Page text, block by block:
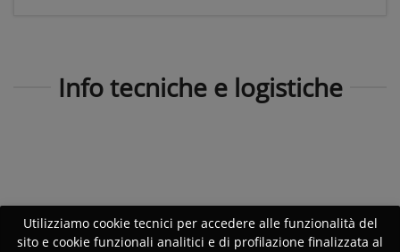
Info tecniche e logistiche
Utilizziamo cookie tecnici per accedere alle funzionalità del
sito e cookie funzionali analitici e di profilazione finalizzata al